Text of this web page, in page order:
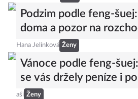
Podzim podle feng-
doma a pozor na
Hana Jelínková Ženy
Vánoce podle feng-
se vás držely peníze i
aši Ženy